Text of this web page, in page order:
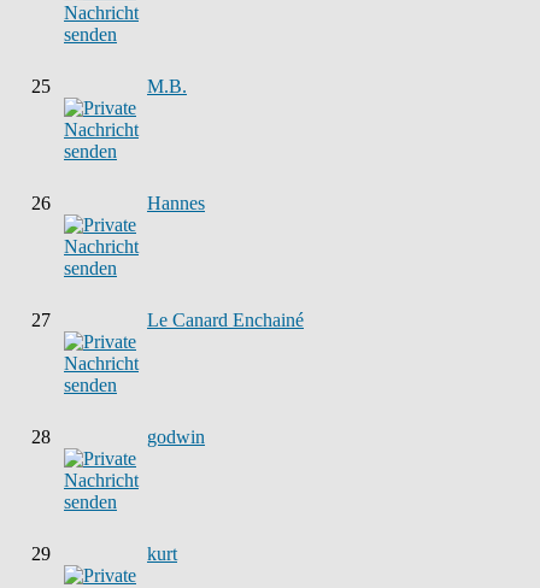
25 M.B.
26 Hannes
27 Le Canard Enchainé
28 godwin
29 kurt